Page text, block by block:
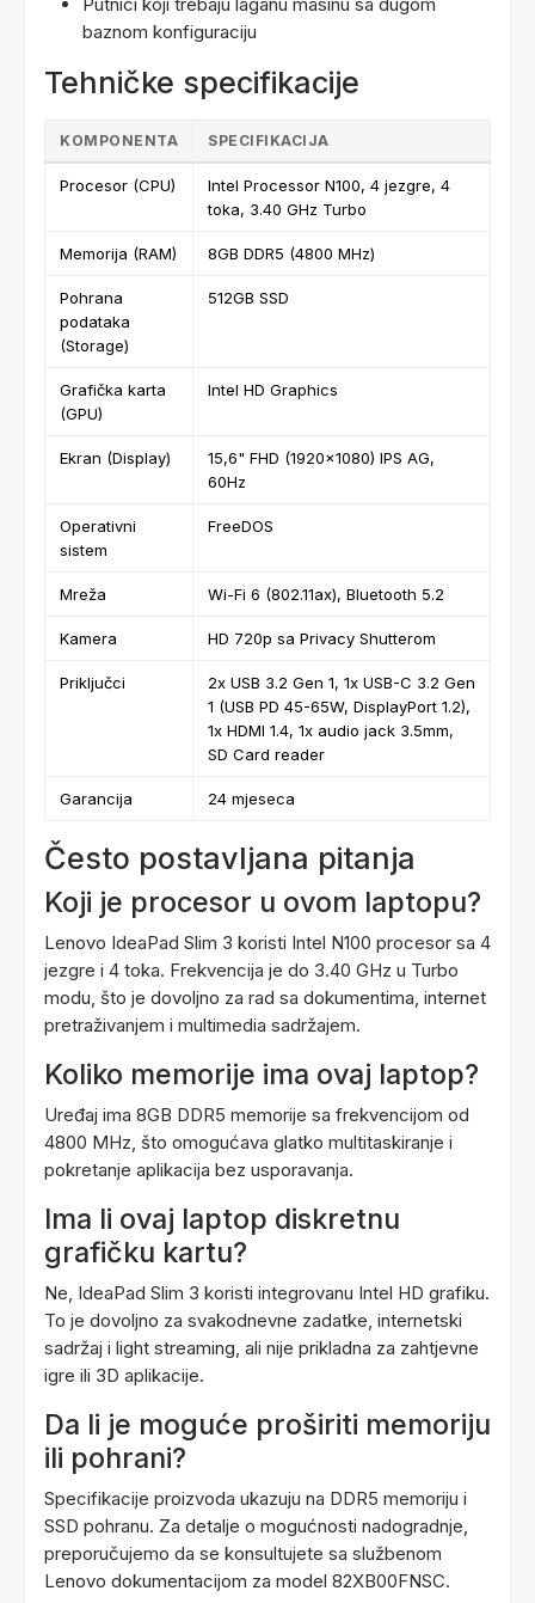
baznom konfiguraciju
Tehničke specifikacije
KOMPONENTA SPECIFIKACIJA
Procesor (CPU)
Intel Processor N100, 4 jezgre, 4
toka, 3.40 GHz Turbo
Memorija (RAM) 8GB DDR5 (4800 MHz)
Pohrana
podataka
(Storage)
512GB SSD
Grafička karta
(GPU)
Intel HD Graphics
Ekran (Display)
15,6" FHD (1920x1080) IPS AG,
60Hz
Operativni
sistem
FreeDOS
Mreža Wi-Fi 6 (802.11ax), Bluetooth 5.2
Kamera HD 720p sa Privacy Shutterom
Priključci
2x USB 3.2 Gen 1, 1x USB-C 3.2 Gen
1 (USB PD 45-65W, DisplayPort 1.2),
1x HDMI 1.4, 1x audio jack 3.5mm,
SD Card reader
Garancija 24 mjeseca
Često postavljana pitanja
Koji je procesor u ovom laptopu?
Lenovo IdeaPad Slim 3 koristi Intel N100 procesor sa 4
jezgre i 4 toka. Frekvencija je do 3.40 GHz u Turbo
modu, što je dovoljno za rad sa dokumentima, internet
pretraživanjem i multimedia sadržajem.
Koliko memorije ima ovaj laptop?
Uređaj ima 8GB DDR5 memorije sa frekvencijom od
4800 MHz, što omogućava glatko multitaskiranje i
pokretanje aplikacija bez usporavanja.
Ima li ovaj laptop diskretnu
grafičku kartu?
Ne, IdeaPad Slim 3 koristi integrovanu Intel HD grafiku.
To je dovoljno za svakodnevne zadatke, internetski
sadržaj i light streaming, ali nije prikladna za zahtjevne
igre ili 3D aplikacije.
Da li je moguće proširiti memoriju
ili pohrani?
Specifikacije proizvoda ukazuju na DDR5 memoriju i
SSD pohranu. Za detalje o mogućnosti nadogradnje,
preporučujemo da se konsultujete sa službenom
Lenovo dokumentacijom za model 82XB00FNSC.